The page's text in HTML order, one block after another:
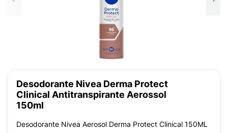
Desodorante Nivea Derma Protect
Clinical Antitranspirante Aerossol
150ml
Desodorante Nivea Aerosol Derma Protect Clinical 150ML